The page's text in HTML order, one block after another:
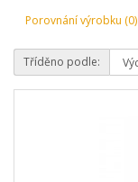
Porovnání výrobku (0)
Tříděno podle: